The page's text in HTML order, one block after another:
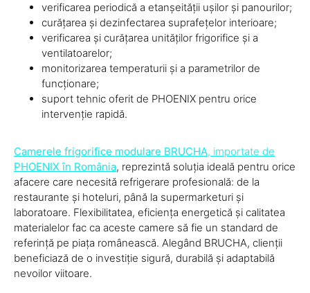
verificarea periodică a etanșeității ușilor și panourilor;
curățarea și dezinfectarea suprafețelor interioare;
verificarea și curățarea unităților frigorifice și a
ventilatoarelor;
monitorizarea temperaturii și a parametrilor de
funcționare;
suport tehnic oferit de PHOENIX pentru orice
intervenție rapidă.
Camerele frigorifice modulare BRUCHA, importate de
PHOENIX în România, reprezintă soluția ideală pentru orice
afacere care necesită refrigerare profesională: de la
restaurante și hoteluri, până la supermarketuri și
laboratoare. Flexibilitatea, eficiența energetică și calitatea
materialelor fac ca aceste camere să fie un standard de
referință pe piața românească. Alegând BRUCHA, clienții
beneficiază de o investiție sigură, durabilă și adaptabilă
nevoilor viitoare.